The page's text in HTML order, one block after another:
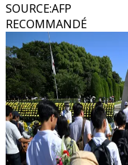
SOURCE:AFP
RECOMMANDÉ